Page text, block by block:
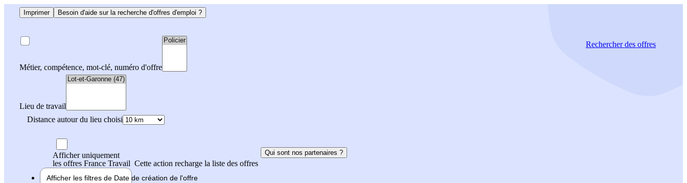
Imprimer Besoin d'aide sur la recherche d'offres d'emploi ?
Métier, compétence, mot-clé, numéro d'offre
Lieu de travail
Distance autour du lieu choisi
Rechercherdes offres
Afficher uniquement
les offres France Travail Cette action recharge la liste des offres
Qui sont nos partenaires ?
Afficher les filtres de Date de création de l'offre